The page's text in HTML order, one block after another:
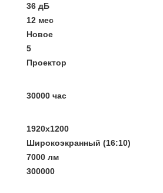
36 дБ
12 мес
Новое
5
Проектор
30000 час
1920x1200
Широкоэкранный (16:10)
7000 лм
300000